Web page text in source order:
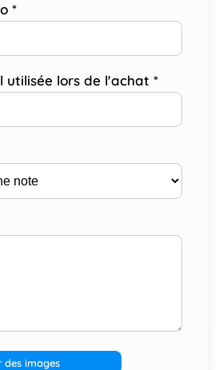
*
utilisée lors de l'achat *
des images